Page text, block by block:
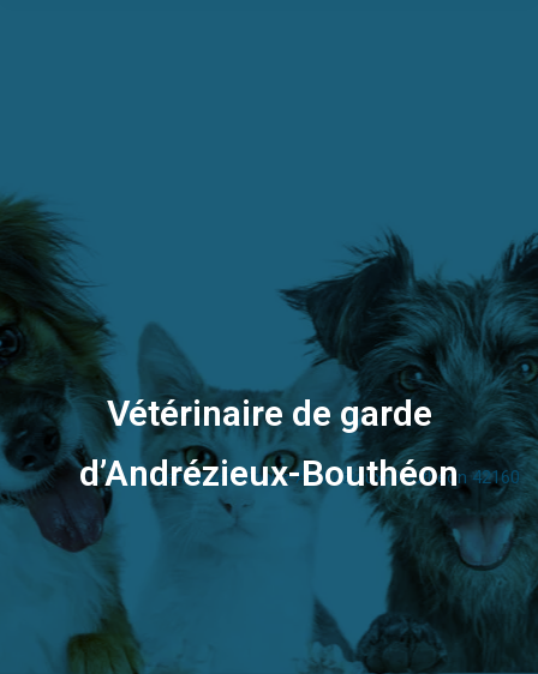
Urgence vétérinaire Andrézieux-Bouthéon 42160
Vous êtes ici :
Vétérinaire de garde
d’Andrézieux-Bouthéon